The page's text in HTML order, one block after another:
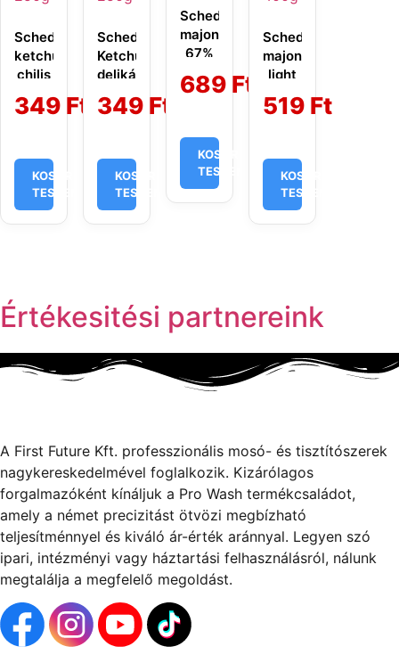
Schedro
ketchup
chilis
ízesítéssel
250g
349 Ft
KOSÁRBA
TESZEM
Schedro
Ketchup
delikát
ízesítéssel
250g
349 Ft
KOSÁRBA
TESZEM
Schedro
majonéz
67%
400g
689 Ft
KOSÁRBA
TESZEM
Schedro
majonéz
light
30%
400g
519 Ft
KOSÁRBA
TESZEM
Értékesitési partnereink
A First Future Kft. professzionális mosó- és tisztítószerek
nagykereskedelmével foglalkozik. Kizárólagos
forgalmazóként kínáljuk a Pro Wash termékcsaládot,
amely a német precizitást ötvözi megbízható
teljesítménnyel és kiváló ár-érték aránnyal. Legyen szó
ipari, intézményi vagy háztartási felhasználásról, nálunk
megtalálja a megfelelő megoldást.